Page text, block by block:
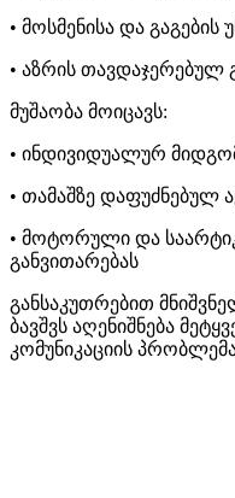
• მოსმენისა და გაგების
• აზრის თავდაჯერებულ
მუშაობა მოიცავს:
• ინდივიდუალურ
• თამაშზე დაფუძნებულ
• მოტორული და
განვითარებას
განსაკუთრებით
ბავშვს აღენიშნება
კომუნიკაციის